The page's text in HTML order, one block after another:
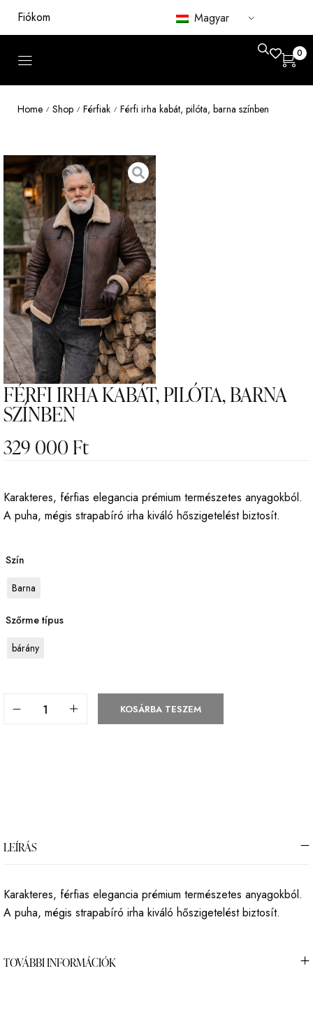
Fiókom Magyar
0
Home / Shop / Férfiak / Férfi irha kabát, pilóta, barna színben
FÉRFI IRHA KABÁT, PILÓTA, BARNA
SZÍNBEN
329 000Ft
Karakteres, férfias elegancia prémium természetes anyagokból.
A puha, mégis strapabíró irha kiváló hőszigetelést biztosít.
Szín
Barna
Szőrme típus
bárány
KOSÁRBA TESZEM
LEÍRÁS
Karakteres, férfias elegancia prémium természetes anyagokból.
A puha, mégis strapabíró irha kiváló hőszigetelést biztosít.
TOVÁBBI INFORMÁCIÓK